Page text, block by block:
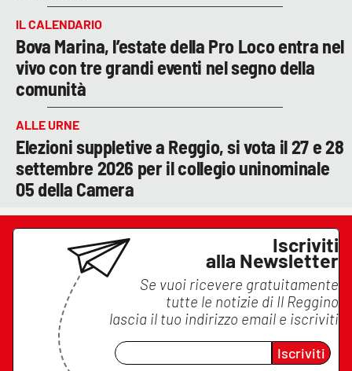
IL CALENDARIO
Bova Marina, l’estate della Pro Loco entra nel
vivo con tre grandi eventi nel segno della
comunità
ALLE URNE
Elezioni suppletive a Reggio, si vota il 27 e 28
settembre 2026 per il collegio uninominale
05 della Camera
Iscriviti
alla Newsletter
Se vuoi ricevere gratuitamente
tutte le notizie di Il Reggino
lascia il tuo indirizzo email e iscriviti
Iscriviti